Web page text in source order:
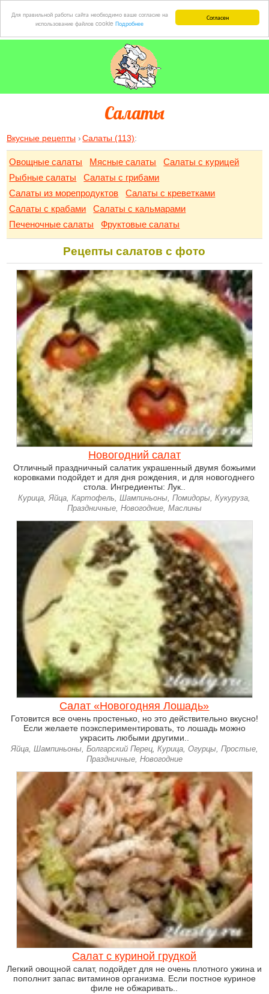
Согласен
Для правильной работы сайта необходимо ваше согласие на
использование файлов cookie Подробнее
Салаты
Вкусные рецепты Салаты (113):
Овощные салаты Мясные салаты
Салаты с курицей
Рыбные салаты
Салаты с грибами
Салаты из морепродуктов
Салаты с креветками
Салаты с крабами
Салаты с кальмарами
Печеночные салаты
Фруктовые салаты
Рецепты салатов с фото
Новогодний салат
Отличный праздничный салатик украшенный двумя божьими
коровками подойдет и для дня рождения, и для новогоднего
стола. Ингредиенты: Лук..
Курица, Яйца, Картофель, Шампиньоны, Помидоры, Кукуруза,
Праздничные, Новогодние, Маслины
Салат «Новогодняя Лошадь»
Готовится все очень простенько, но это действительно вкусно!
Если желаете поэкспериментировать, то лошадь можно
украсить любыми другими..
Яйца, Шампиньоны, Болгарский Перец, Курица, Огурцы, Простые,
Праздничные, Новогодние
Салат с куриной грудкой
Легкий овощной салат, подойдет для не очень плотного ужина и
пополнит запас витаминов организма. Если постное куриное
филе не обжаривать..